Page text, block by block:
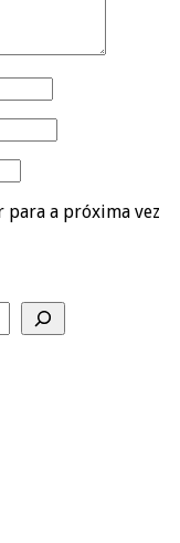
para a próxima vez